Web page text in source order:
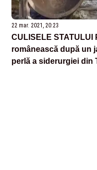
22 mar. 2021, 20:23
CULISELE STATULUI
românească după un
perlă a siderurgiei din